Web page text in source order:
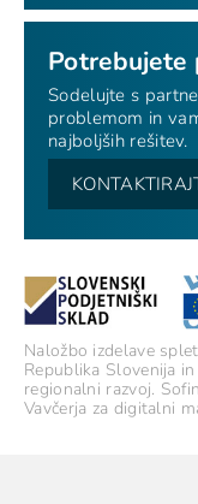
Potrebujete
Sodelujte s
problemom in
najboljših rešitev.
Naložbo izdelave
Republika Slovenija
regionalni razvoj.
Vavčerja za digitalni